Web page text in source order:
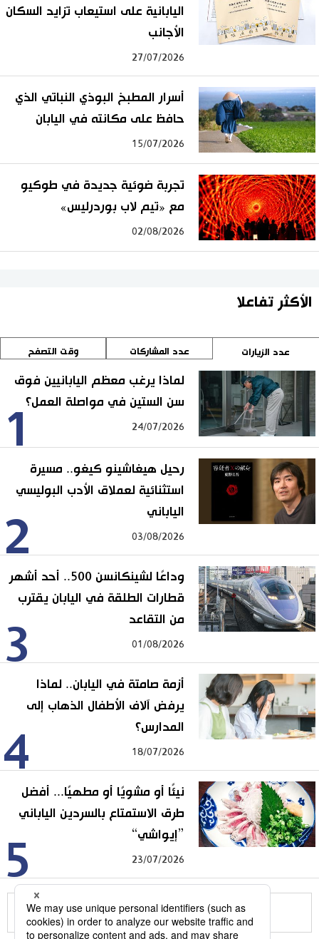
اليابانية على استيعاب تزايد السكان
الأجانب
27/07/2026
أسرار المطبخ البوذي النباتي الذي
حافظ على مكانته في اليابان
15/07/2026
تجربة ضوئية جديدة في طوكيو
مع «تيم لاب بوردرليس»
02/08/2026
الأكثر تفاعلا
عدد الزيارات عدد المشاركات وقت التصفح
1
لماذا يرغب معظم اليابانيين فوق
سن الستين في مواصلة العمل؟
24/07/2026
2
رحيل هيغاشينو كيغو.. مسيرة
استثنائية لعملاق الأدب البوليسي
الياباني
03/08/2026
3
وداعًا لشينكانسن 500.. أحد أشهر
قطارات الطلقة في اليابان يقترب
من التقاعد
01/08/2026
4
أزمة صامتة في اليابان.. لماذا
يرفض آلاف الأطفال الذهاب إلى
المدارس؟
18/07/2026
5
نيئًا أو مشويًا أو مطهيًا... أفضل
طرق الاستمتاع بالسردين الياباني
”إيواشي“
23/07/2026
للمزيد